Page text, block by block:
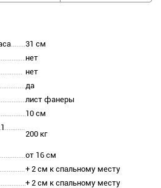
31 см
нет
нет
да
лист фанеры
10 см
200 кг
от 16 см
+ 2 см к спальному месту
+ 2 см к спальному месту